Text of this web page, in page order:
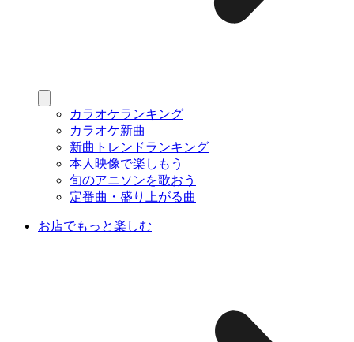
カラオケランキング
カラオケ新曲
新曲トレンドランキング
本人映像で楽しもう
旬のアニソンを歌おう
定番曲・盛り上がる曲
お店でもっと楽しむ